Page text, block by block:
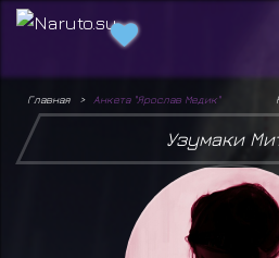
Главная Анкета "Ярослав Медик"
Узумаки